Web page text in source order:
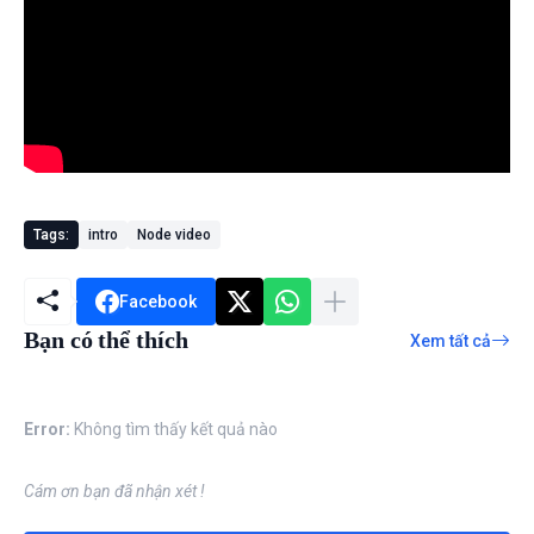
Tags: intro Node video
Facebook
Bạn có thể thích Xem tất cả
Error: Không tìm thấy kết quả nào
Cám ơn bạn đã nhận xét !